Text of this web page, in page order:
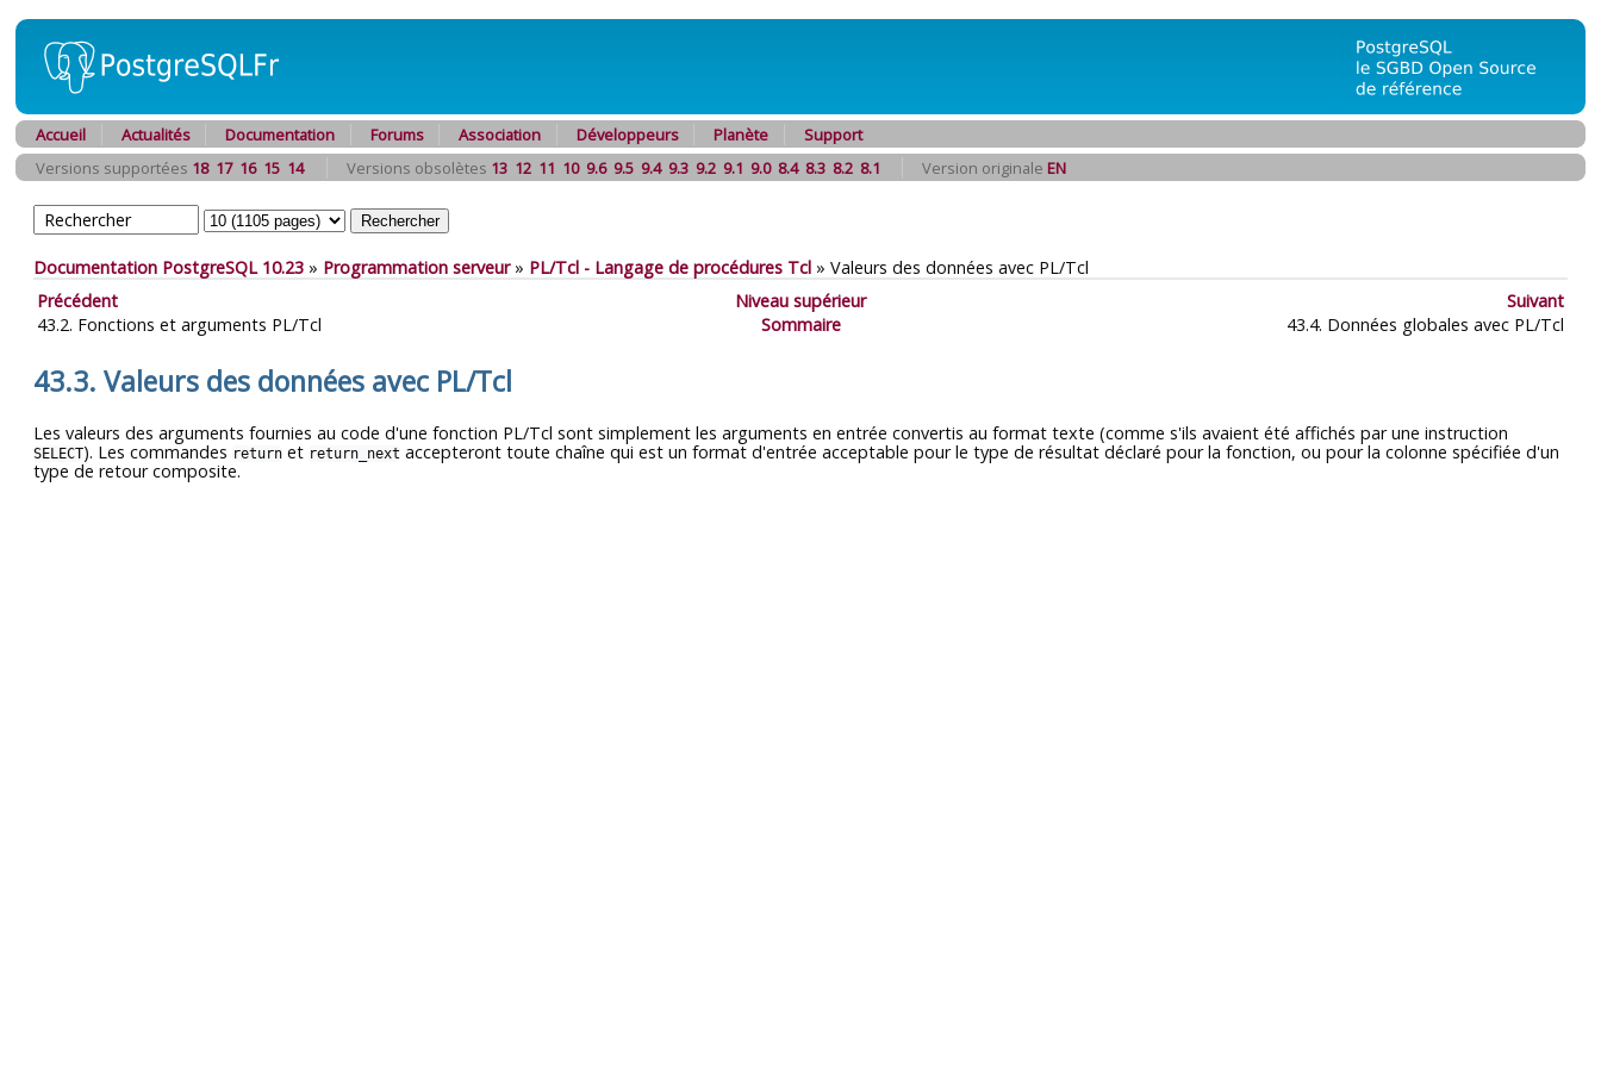
Accueil Actualités Documentation Forums Association Développeurs Planète
Support
Versions supportées 18 17 16 15 14 Versions obsolètes 13 12 11 10 9.6 9.5 9.4 9.3 9.2 9.1 9.0 8.4 8.3 8.2 8.1 Version originale EN
Documentation PostgreSQL 10.23 » Programmation serveur» PL/Tcl - Langage de procédures Tcl » Valeurs des données avec PL/Tcl
Précédent
Niveau supérieur
Suivant
43.2. Fonctions et arguments PL/Tcl
Sommaire 43.4. Données globales avec PL/Tcl
43.3. Valeurs des données avec PL/Tcl
Les valeurs des arguments fournies au code d'une fonction PL/Tcl sont simplement les arguments en entrée convertis au format texte (comme s'ils avaient été affichés par une instruction
SELECT). Les commandes return et return_next accepteront toute chaîne qui est un format d'entrée acceptable pour le type de résultat déclaré pour la fonction, ou pour la colonne spécifiée d'un
type de retour composite.